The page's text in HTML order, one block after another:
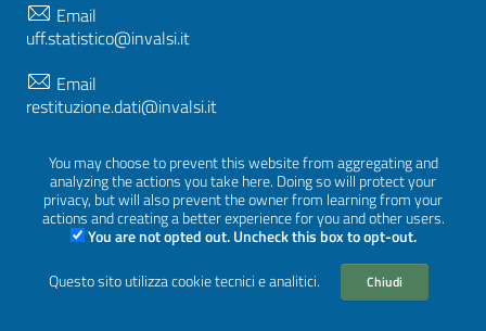
You may choose to prevent this website from aggregating and
analyzing the actions you take here. Doing so will protect your
privacy, but will also prevent the owner from learning from your
actions and creating a better experience for you and other users.
You are not opted out. Uncheck this box to opt-out.
Questo sito utilizza cookie tecnici e analitici.
Chiudi
Email
uff.statistico@invalsi.it
Email
restituzione.dati@invalsi.it
SEGUICI SU
Sezione Link Utili
Privacy | Cookie policy | Crediti |Tema grafico ItaliaWP2